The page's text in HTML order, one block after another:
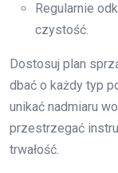
Regularnie
czystość.
Dostosuj plan
dbać o każdy typ
unikać nadmiaru
przestrzegać
trwałość.